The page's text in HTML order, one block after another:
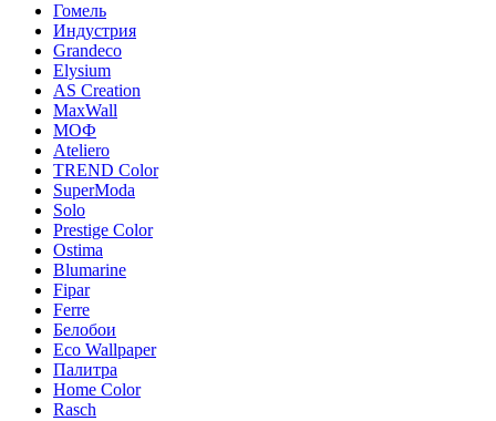
Гомель
Индустрия
Grandeco
Elysium
AS Creation
MaxWall
МОФ
Ateliero
TREND Color
SuperModa
Solo
Prestige Color
Ostima
Blumarine
Fipar
Ferre
Белобои
Eco Wallpaper
Палитра
Home Color
Rasch